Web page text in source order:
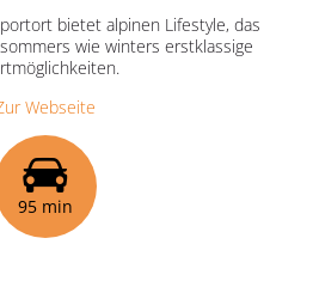
bietet alpinen Lifestyle, das
wie winters erstklassige
Webseite
95 min